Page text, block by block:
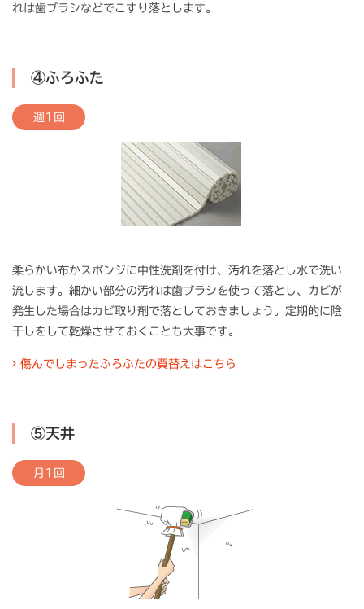
れは歯ブラシなどでこすり落とします。
④ふろふた
週1回
柔らかい布かスポンジに中性洗剤を付け、汚れを落とし水で洗い
流します。細かい部分の汚れは歯ブラシを使って落とし、カビが
発生した場合はカビ取り剤で落としておきましょう。定期的に陰
干しをして乾燥させておくことも大事です。
傷んでしまったふろふたの買替えはこちら
⑤天井
月1回